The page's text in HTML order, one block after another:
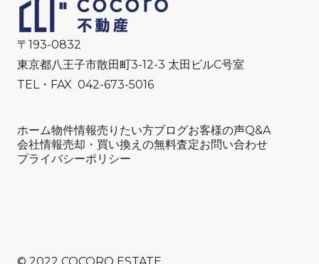
〒193-0832
東京都八王子市散田町3-12-3 太田ビルC号室
TEL・FAX 042-673-5016
ホーム物件情報売りたい方ブログお客様の声Q&A
会社情報売却・買い換えの無料査定お問い合わせ
プライバシーポリシー